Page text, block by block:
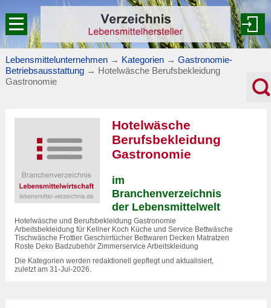
Lebensmittelunternehmen → Kategorien → Gastronomie-
Betriebsausstattung → Hotelwäsche Berufsbekleidung
Gastronomie
Hotelwäsche
Berufsbekleidung
Gastronomie
im
Branchenverzeichnis
der Lebensmittelwelt
Hotelwäsche und Berufsbekleidung Gastronomie
Arbeitsbekleidung für Kellner Koch Küche und Service Bettwäsche
Tischwäsche Frottier Geschirrtücher Bettwaren Decken Matratzen
Roste Deko Badzubehör Zimmerservice Arbeitskleidung
Die Kategorien werden redaktionell gepflegt und aktualisiert,
zuletzt am 31-Jul-2026.